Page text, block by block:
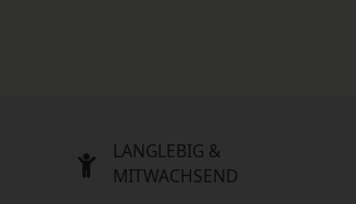
LANGLEBIG &
MITWACHSEND